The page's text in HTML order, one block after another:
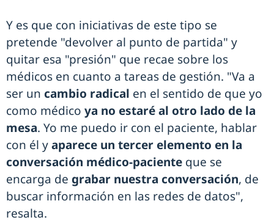
Y es que con iniciativas de este tipo se
pretende "devolver al punto de partida" y
quitar esa "presión" que recae sobre los
médicos en cuanto a tareas de gestión. "Va a
ser un cambio radical en el sentido de que yo
como médico ya no estaré al otro lado de la
mesa. Yo me puedo ir con el paciente, hablar
con él yaparece un tercer elemento en la
conversación médico-paciente que se
encarga de grabar nuestra conversación, de
buscar información en las redes de datos",
resalta.